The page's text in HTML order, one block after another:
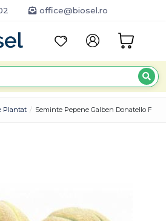
office@biosel.ro
Plantat Seminte Pepene Galben Donatello F1